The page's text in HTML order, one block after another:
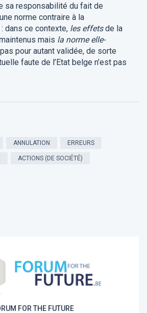
sa responsabilité du fait de
norme contraire à la
dans ce contexte, les effets de la
mais la norme elle-
pas pour autant validée, de sorte
faute de l’Etat belge n’est pas
ANNULATION ERREURS
ACTIONS (DE SOCIÉTÉ)
FOR THE FUTURE